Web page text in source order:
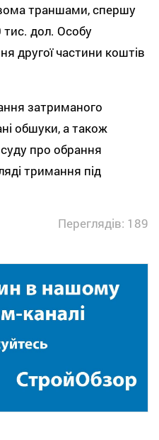
траншами, спершу
тис. дол. Особу
другої частини коштів
затриманого
обшуки, а також
про обрання
тримання під
Переглядів: 189